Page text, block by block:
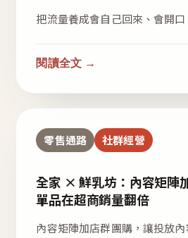
把流量養成會自己回來、會開口
閱讀全文 →
零售通路 社群經營
全家 × 鮮乳坊：內容矩陣
單品在超商銷量翻倍
內容矩陣加店群團購，讓投放